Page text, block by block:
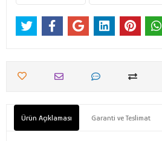
Ürün Açıklaması Garanti ve Teslimat